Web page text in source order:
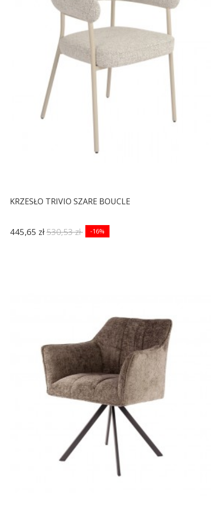
KRZESŁO TRIVIO SZARE BOUCLE
445,65 zł530,53 zł -16%